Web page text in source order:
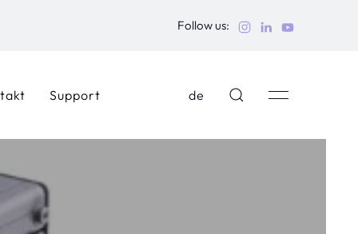
Follow us:
Support de